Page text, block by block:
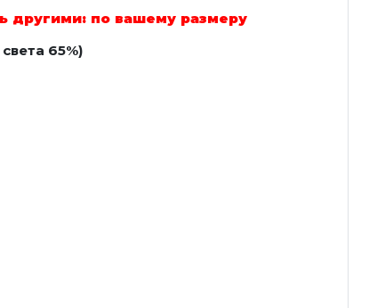
другими: по вашему размеру
65%)